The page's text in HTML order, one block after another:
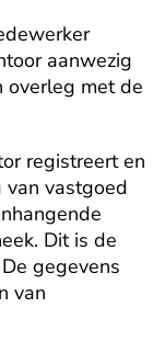
aanwezig
overleg met de
registreert en
vastgoed
Dit is de
gegevens
van